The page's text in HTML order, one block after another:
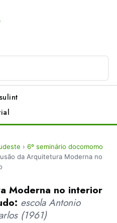
sulint
› 6º seminário docomomo
da Arquitetura Moderna no
Moderna no interior
escola Antonio
(1961)